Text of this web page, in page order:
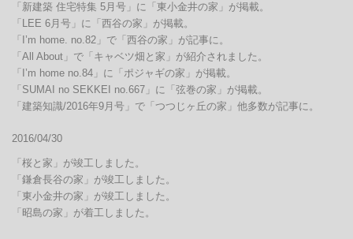
「新建築 住宅特集 5月号」に「東小金井の家」が掲載。
「LEE 6月号」に「西谷の家」が掲載。
「I’m home. no.82」で「西谷の家」が記事に。
「All About」で「キャベツ畑と家」が紹介されました。
「I’m home no.84」に「ポジャギの家」が掲載。
「SUMAI no SEKKEI no.667」に「弦巻の家」が掲載。
「建築知識/2016年9月号」で「つつじヶ丘の家」他多数が記事に。
2016/04/30
「桜と家」が竣工しました。
「鎌倉長谷の家」が竣工しました。
「東小金井の家」が竣工しました。
「昭島の家」が着工しました。